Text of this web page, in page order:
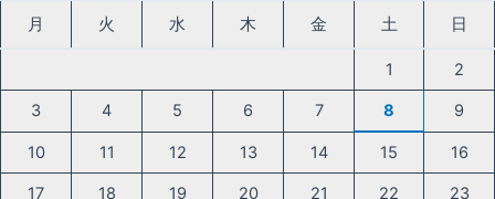
月 火 水 木 金 土 日
1 2
3 4 5 6 7 8 9
10 11 12 13 14 15 16
17 18 19 20 21 22 23